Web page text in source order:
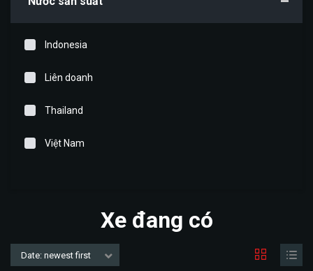
Indonesia
Liên doanh
Thailand
Việt Nam
Xe đang có
Date: newest first